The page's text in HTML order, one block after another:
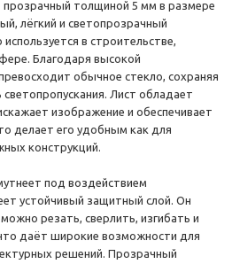
толщиной 5 мм в размере
лёгкий и светопрозрачный
в строительстве,
Благодаря высокой
обычное стекло, сохраняя
Лист обладает
изображение и обеспечивает
делает его удобным как для
конструкций.
под воздействием
устойчивый защитный слой. Он
резать, сверлить, изгибать и
даёт широкие возможности для
решений. Прозрачный